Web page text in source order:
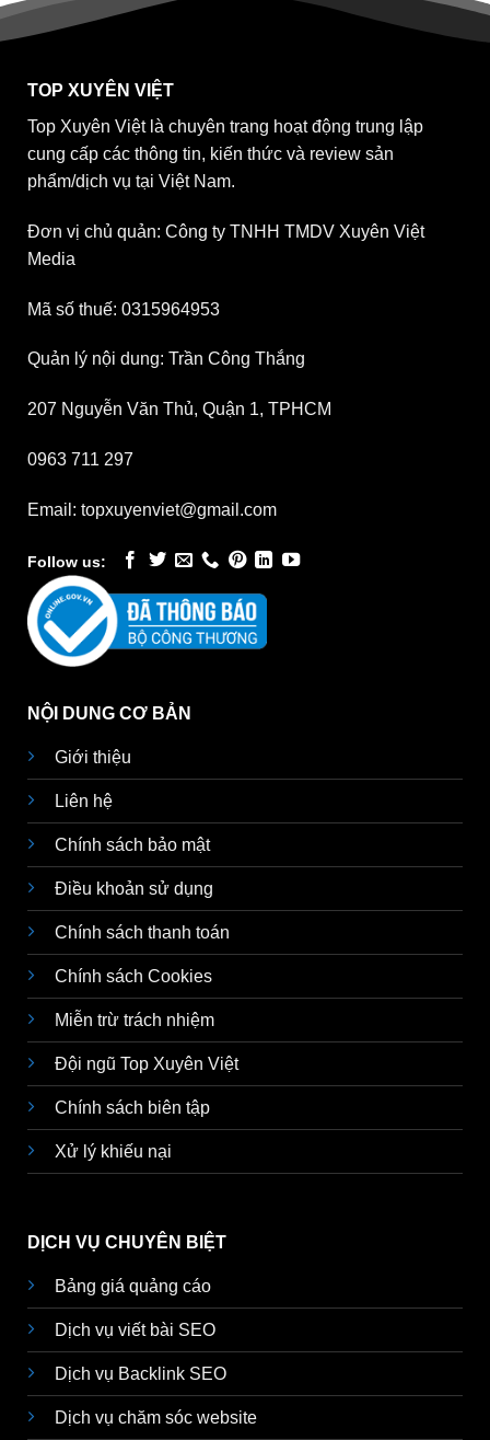
TOP XUYÊN VIỆT
Top Xuyên Việt là chuyên trang hoạt động trung lập
cung cấp các thông tin, kiến thức và review sản
phẩm/dịch vụ tại Việt Nam.
Đơn vị chủ quản: Công ty TNHH TMDV Xuyên Việt
Media
Mã số thuế: 0315964953
Quản lý nội dung: Trần Công Thắng
207 Nguyễn Văn Thủ, Quận 1, TPHCM
0963 711 297
Email: topxuyenviet@gmail.com
Follow us:
NỘI DUNG CƠ BẢN
Giới thiệu
Liên hệ
Chính sách bảo mật
Điều khoản sử dụng
Chính sách thanh toán
Chính sách Cookies
Miễn trừ trách nhiệm
Đội ngũ Top Xuyên Việt
Chính sách biên tập
Xử lý khiếu nại
DỊCH VỤ CHUYÊN BIỆT
Bảng giá quảng cáo
Dịch vụ viết bài SEO
Dịch vụ Backlink SEO
Dịch vụ chăm sóc website